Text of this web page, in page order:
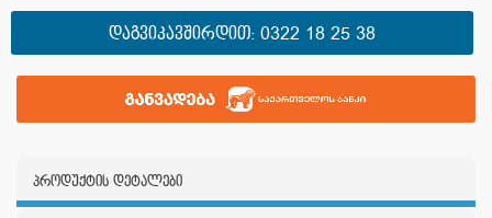
ᲓᲐᲒᲕᲘᲙᲐᲕᲨᲘᲠᲓᲘᲗ:0322 18 25 38
პროდუქტის დეტალები